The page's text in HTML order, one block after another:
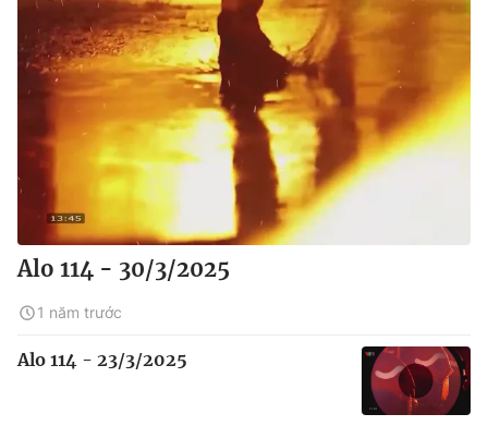
Alo 114 - 30/3/2025
1 năm trước
Alo 114 - 23/3/2025